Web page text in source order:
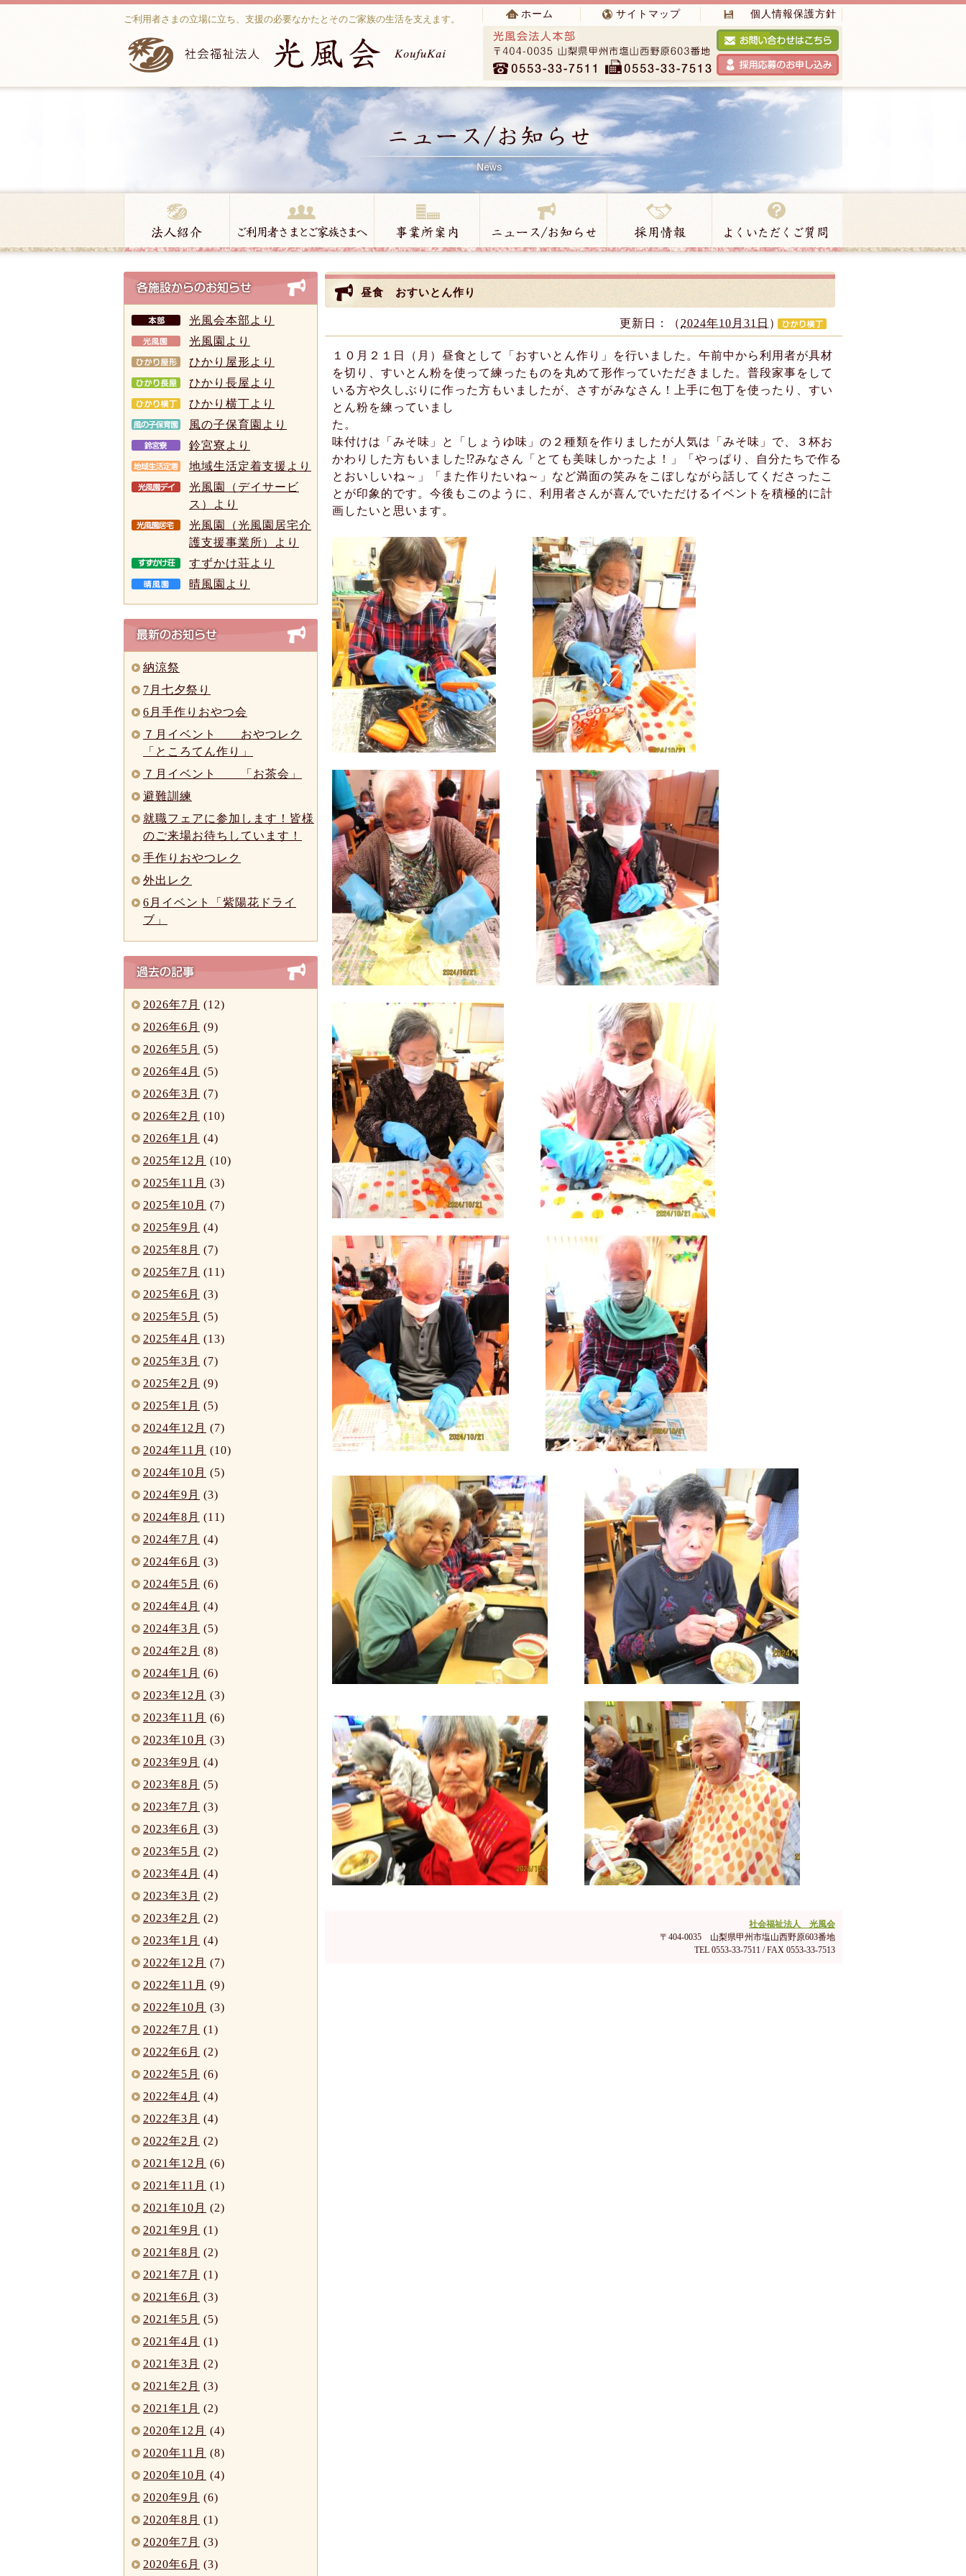
ご利用者さまの立場に立ち、支援の必要なかたとそのご家族の生活を支えます。 ホーム サイトマップ 個人情報保護方針
光風会本部より
光風園より
ひかり屋形より
ひかり長屋より
ひかり横丁より
風の子保育園より
鈴宮寮より
地域生活定着支援より
光風園（デイサービ
ス）より
光風園（光風園居宅介
護支援事業所）より
すずかけ荘より
晴風園より
納涼祭
7月七夕祭り
6月手作りおやつ会
７月イベント おやつレク
「ところてん作り」
７月イベント 「お茶会」
避難訓練
就職フェアに参加します！皆様
のご来場お待ちしています！
手作りおやつレク
外出レク
6月イベント「紫陽花ドライ
ブ」
2026年7月 (12)
2026年6月 (9)
2026年5月 (5)
2026年4月 (5)
2026年3月 (7)
2026年2月 (10)
2026年1月 (4)
2025年12月 (10)
2025年11月 (3)
2025年10月 (7)
2025年9月 (4)
2025年8月 (7)
2025年7月 (11)
2025年6月 (3)
2025年5月 (5)
2025年4月 (13)
2025年3月 (7)
2025年2月 (9)
2025年1月 (5)
2024年12月 (7)
2024年11月 (10)
2024年10月 (5)
2024年9月 (3)
2024年8月 (11)
2024年7月 (4)
2024年6月 (3)
2024年5月 (6)
2024年4月 (4)
2024年3月 (5)
2024年2月 (8)
2024年1月 (6)
2023年12月 (3)
2023年11月 (6)
2023年10月 (3)
2023年9月 (4)
2023年8月 (5)
2023年7月 (3)
2023年6月 (3)
2023年5月 (2)
2023年4月 (4)
2023年3月 (2)
2023年2月 (2)
2023年1月 (4)
2022年12月 (7)
2022年11月 (9)
2022年10月 (3)
2022年7月 (1)
2022年6月 (2)
2022年5月 (6)
2022年4月 (4)
2022年3月 (4)
2022年2月 (2)
2021年12月 (6)
2021年11月 (1)
2021年10月 (2)
2021年9月 (1)
2021年8月 (2)
2021年7月 (1)
2021年6月 (3)
2021年5月 (5)
2021年4月 (1)
2021年3月 (2)
2021年2月 (3)
2021年1月 (2)
2020年12月 (4)
2020年11月 (8)
2020年10月 (4)
2020年9月 (6)
2020年8月 (1)
2020年7月 (3)
2020年6月 (3)
昼食 おすいとん作り
更新日：（ 2024年10月31日 ）
１０月２１日（月）昼食として「おすいとん作り」を行いました。午前中から利用者が具材
を切り、すいとん粉を使って練ったものを丸めて形作っていただきました。普段家事をして
いる方や久しぶりに作った方もいましたが、さすがみなさん！上手に包丁を使ったり、すい
とん粉を練っていまし
た
味付けは「みそ味」と「しょうゆ味」の２種類を作りましたが人気は「みそ味」で、３杯お
かわりした方もいました⁉みなさん「とても美味しかったよ！」「やっぱり、自分たちで作る
とおいしいね～」「また作りたいね～」など満面の笑みをこぼしながら話してくださったこ
とが印象的です。今後もこのように、利用者さんが喜んでいただけるイベントを積極的に計
画したいと思います。
社会福祉法人 光風会
〒404-0035 山梨県甲州市塩山西野原603番地
TEL 0553-33-7511 / FAX 0553-33-7513